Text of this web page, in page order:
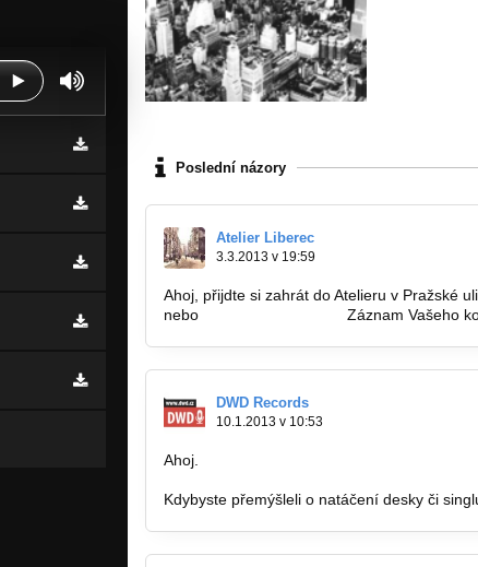
Poslední názory
Atelier Liberec
3.3.2013 v 19:59
Ahoj, přijdte si zahrát do Atelieru v Pražské
nebo
Záznam Vašeho
DWD Records
10.1.2013 v 10:53
Ahoj.
Kdybyste přemýšleli o natáčení desky či